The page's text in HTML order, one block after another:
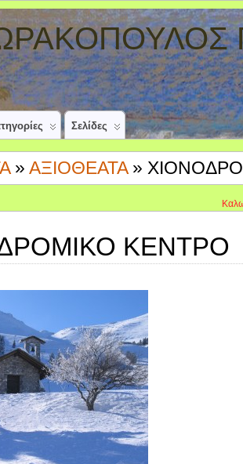
Σελίδες
» ΑΞΙΟΘΕΑΤΑ»
Καλωσήρθατε
ΚΕΝΤΡΟ